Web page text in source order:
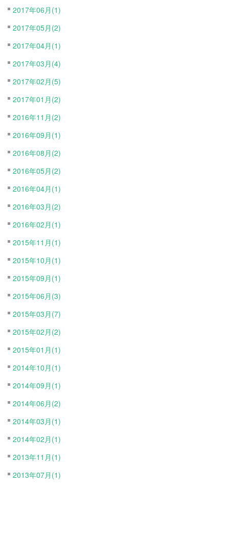
2017年06月(1)
2017年05月(2)
2017年04月(1)
2017年03月(4)
2017年02月(5)
2017年01月(2)
2016年11月(2)
2016年09月(1)
2016年08月(2)
2016年05月(2)
2016年04月(1)
2016年03月(2)
2016年02月(1)
2015年11月(1)
2015年10月(1)
2015年09月(1)
2015年06月(3)
2015年03月(7)
2015年02月(2)
2015年01月(1)
2014年10月(1)
2014年09月(1)
2014年06月(2)
2014年03月(1)
2014年02月(1)
2013年11月(1)
2013年07月(1)